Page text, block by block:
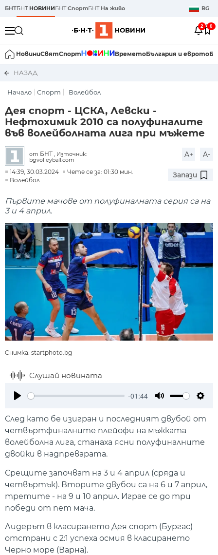
БНТБНТ НОВИНИБНТСпортБНТ На живо BG
2 0
НовиниСвятСпорт ВреметоБългария и еврото
НАЗАД
Начало Спорт Волейбол
Дея спорт - ЦСКА, Левски -
Нефтохимик 2010 са полуфиналите
във волейболната лига при мъжете
от БНТ , Източник:
bgvolleyball.com
A+ A-
14:39, 30.03.2024
Чете се за: 01:30 мин.
Волейбол
Запази
Първите мачове от полуфиналната серия са на
3 и 4 април.
Снимка: startphoto.bg
Слушай новината
-01:44
След като бе изигран и последният двубой от
четвъртфиналните плейофи на мъжката
волейболна лига, станаха ясни полуфиналните
двойки в надпреварата.
Срещите започват на 3 и 4 април (сряда и
четвъртък). Вторите двубои са на 6 и 7 април,
третите - на 9 и 10 април. Играе се до три
победи от пет мача.
Лидерът в класирането Дея спорт (Бургас)
отстрани с 2:1 успеха осмия в класирането
Черно море (Варна).